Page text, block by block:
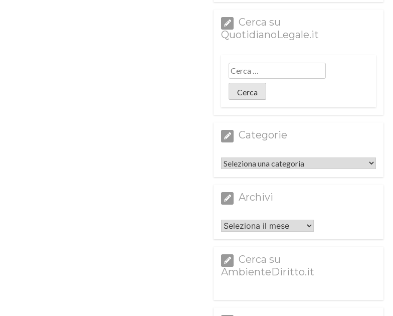
Cerca su
QuotidianoLegale.it
Categorie
Categorie
Archivi
Archivi
Cerca su
AmbienteDiritto.it